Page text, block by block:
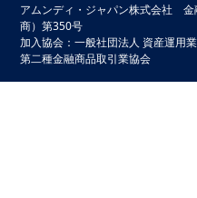
アムンディ・ジャパン株式会社
商）第350号
加入協会：一般社団法人 資産運用
第二種金融商品取引業協会